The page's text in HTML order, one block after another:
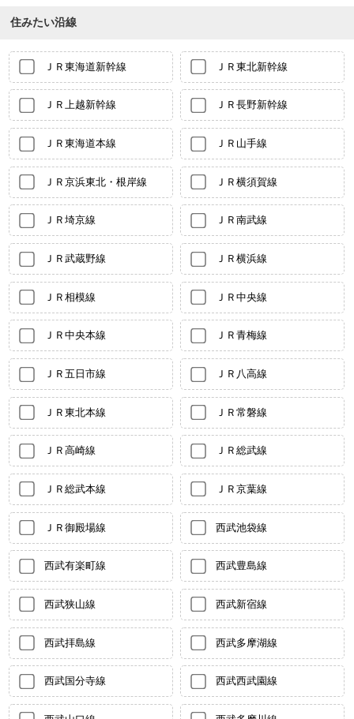
住みたい沿線
ＪＲ東海道新幹線 ＪＲ東北新幹線
ＪＲ上越新幹線 ＪＲ長野新幹線
ＪＲ東海道本線 ＪＲ山手線
ＪＲ京浜東北・根岸線 ＪＲ横須賀線
ＪＲ埼京線 ＪＲ南武線
ＪＲ武蔵野線 ＪＲ横浜線
ＪＲ相模線 ＪＲ中央線
ＪＲ中央本線 ＪＲ青梅線
ＪＲ五日市線 ＪＲ八高線
ＪＲ東北本線 ＪＲ常磐線
ＪＲ高崎線 ＪＲ総武線
ＪＲ総武本線 ＪＲ京葉線
ＪＲ御殿場線 西武池袋線
西武有楽町線 西武豊島線
西武狭山線 西武新宿線
西武拝島線 西武多摩湖線
西武国分寺線 西武西武園線